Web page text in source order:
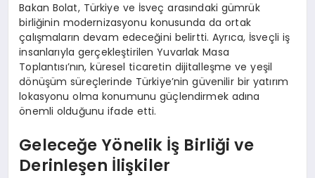
Bakan Bolat, Türkiye ve İsveç arasındaki gümrük
birliğinin modernizasyonu konusunda da ortak
çalışmaların devam edeceğini belirtti. Ayrıca, İsveçli iş
insanlarıyla gerçekleştirilen Yuvarlak Masa
Toplantısı’nın, küresel ticaretin dijitalleşme ve yeşil
dönüşüm süreçlerinde Türkiye’nin güvenilir bir yatırım
lokasyonu olma konumunu güçlendirmek adına
önemli olduğunu ifade etti.
Geleceğe Yönelik İş Birliği ve
Derinleşen İlişkiler